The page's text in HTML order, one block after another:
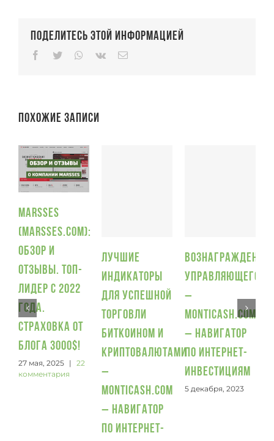
Поделитесь этой информацией
Facebook
Twitter Whatsapp
Vk Email
Похожие записи
Marsses
(Marsses.com):
обзор и
отзывы. Топ-
лидер с 2022
года.
Страховка от
блога 3000$!
27 мая, 2025 | 22
комментария
Лучшие
индикаторы
для успешной
торговли
биткоином и
криптовалютами
–
Monticash.com
– Навигатор
по интернет-
Вознаграждение
управляющего
–
Monticash.com
– Навигатор
по интернет-
инвестициям
5 декабря, 2023